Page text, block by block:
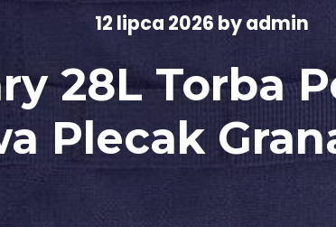
12 lipca 2026 byadmin
28L Torba
Plecak